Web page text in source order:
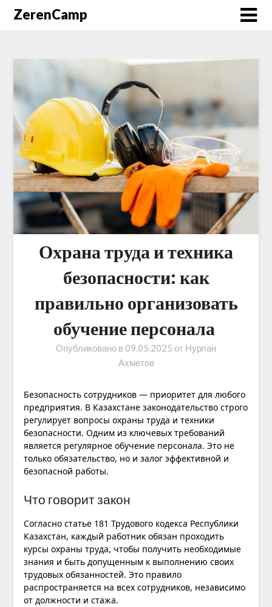
ZerenCamp
Охрана труда и техника
безопасности: как
правильно организовать
обучение персонала
Опубликовано в 09.05.2025 от Нурлан
Ахметов
Безопасность сотрудников — приоритет для любого
предприятия. В Казахстане законодательство строго
регулирует вопросы охраны труда и техники
безопасности. Одним из ключевых требований
является регулярное обучение персонала. Это не
только обязательство, но и залог эффективной и
безопасной работы.
Что говорит закон
Согласно статье 181 Трудового кодекса Республики
Казахстан, каждый работник обязан проходить
курсы охраны труда, чтобы получить необходимые
знания и быть допущенным к выполнению своих
трудовых обязанностей. Это правило
распространяется на всех сотрудников, независимо
от должности и стажа.